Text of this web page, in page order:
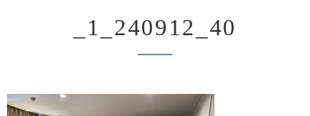
_1_240912_40